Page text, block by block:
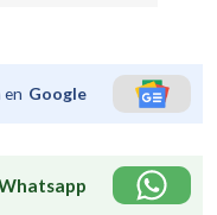
Google